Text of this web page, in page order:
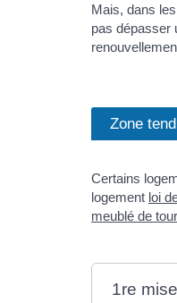
Mais, dans
pas dépasser
Zone
Certains
logement loi
meublé de
1re